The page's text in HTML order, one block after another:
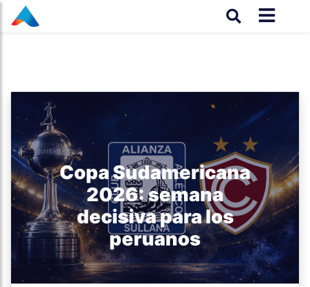
Copa Sudamericana
2026: semana
decisiva para los
peruanos